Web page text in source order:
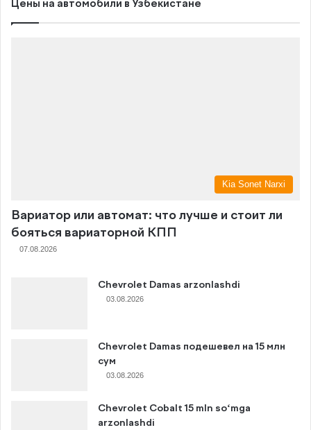
Цены на автомобили в Узбекистане
Kia Sonet Narxi
Вариатор или автомат: что лучше и стоит ли
бояться вариаторной КПП
07.08.2026
Chevrolet Damas arzonlashdi
03.08.2026
Chevrolet Damas подешевел на 15 млн
сум
03.08.2026
Chevrolet Cobalt 15 mln so‘mga
arzonlashdi